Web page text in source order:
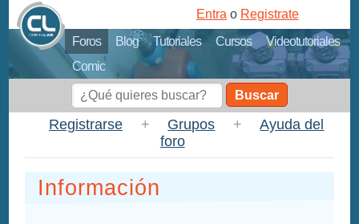
Foros Blog Tutoriales Cursos
Videotutoriales
Comic
Entra o Registrate
Buscar
Registrarse + Grupos +
Ayuda del
foro
Información